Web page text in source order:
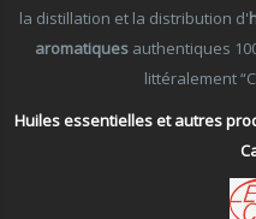
la distillation et la distribution d'
aromatiquesauthentiques
littéralement
Huiles essentielles et autres